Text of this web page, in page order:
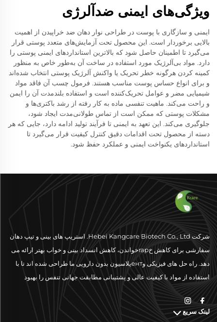
ویژگی‌های ایمنی ضدآلرژی
ایمنی و سازگاری با پوست در طراحی نوار دهان ضد خراپیدن از اهمیت
بالایی برخوردار است. این محصول تحت آزمایش‌های متعدد پوستی قرار
می‌گیرد تا اطمینان حاصل شود که بالاترین استانداردهای ایمنی پوستی را
دارد. مواد بی‌آلرژیک مورد استفاده در ساخت آن به‌طور خاص به منظور
کمینه کردن هرگونه خطر تحریک یا واکنش آلرژیک پوستی انتخاب شده‌اند
و برای انواع حساس پوست مناسب هستند. فرمول چسب آن فاقد مواد
شیمیایی مضر و عوامل تحریک‌کننده است و استفاده بلندمدت آن را ایمن
و راحت می‌کند. ماهیت تنفسی ماده به کار رفته از رشد باکتری‌ها و
مشکلات پوستی که ممکن است از تماس طولانی‌مدت ایجاد شود،
جلوگیری می‌کند. این تعهد به ایمنی تا فرآیند تولید ادامه دارد، جایی که هر
دسته از محصول تحت اقدامات دقیق کنترل کیفیت قرار می‌گیرد تا
استانداردهای یکنواخت ایمنی و عملکرد حفظ شود.
شرکت Hebei Kangcare Biotech Co., Ltd. استریپ های بینی و تیپ دهان
سفارشی برای کاهش خrapخواندن، کاهش انسداد بینی و خواب بهتر ارائه می
دهد. راه حل های فیزیکی وентیلاسیون بدون دارویی ما طراحی شده اند تا با
استفاده از مواد با کیفیت عالی و پشتیبانی مطابقت جهانی تنفس را بهبود
لینک سریع